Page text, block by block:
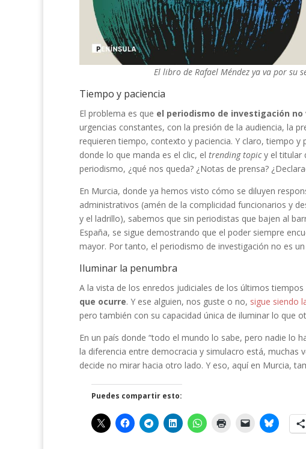
El libro de Rafael Méndez ya va por su
Tiempo y paciencia
El problema es que el periodismo de investigación
urgencias constantes, con la presión de la audiencia, la
requieren tiempo, contexto y paciencia. Y claro, tiempo
donde lo que manda es el clic, el trending topicy el titular
periodismo, ¿qué nos queda? ¿Notas de prensa?
En Murcia, donde ya hemos visto cómo se diluyen
administrativos (amén de la complicidad funcionarios y
y el ladrillo), sabemos que sin periodistas que bajen al
España, se sigue demostrando que el poder siempre
mayor. Por tanto, el periodismo de investigación no es
Iluminar la penumbra
A la vista de los enredos judiciales de los últimos tiempos
que ocurre. Y ese alguien, nos guste o no, sigue siendo
pero también con su capacidad única de iluminar lo que
En un país donde “todo el mundo lo sabe, pero nadie lo
la diferencia entre democracia y simulacro está, muchas
decide no mirar hacia otro lado. Y eso, aquí en Murcia,
Puedes compartir esto: